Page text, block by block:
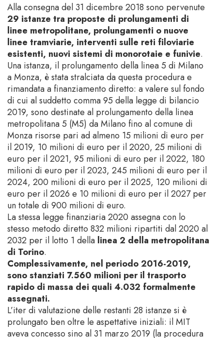
Alla consegna del 31 dicembre 2018 sono pervenute
29 istanze tra proposte di prolungamenti di
linee metropolitane, prolungamenti o nuove
linee tramviarie, interventi sulle reti filoviarie
esistenti, nuovi sistemi di monorotaie e funivie.
Una istanza, il prolungamento della linea 5 di Milano
a Monza, è stata stralciata da questa procedura e
rimandata a finanziamento diretto: a valere sul fondo
di cui al suddetto comma 95 della legge di bilancio
2019, sono destinate al prolungamento della linea
metropolitana 5 (M5) da Milano fino al comune di
Monza risorse pari ad almeno 15 milioni di euro per
il 2019, 10 milioni di euro per il 2020, 25 milioni di
euro per il 2021, 95 milioni di euro per il 2022, 180
milioni di euro per il 2023, 245 milioni di euro per il
2024, 200 milioni di euro per il 2025, 120 milioni di
euro per il 2026 e 10 milioni di euro per il 2027 per
un totale di 900 milioni di euro.
La stessa legge finanziaria 2020 assegna con lo
stesso metodo diretto 832 milioni ripartiti dal 2020 al
2032 per il lotto 1 della linea 2 della metropolitana
di Torino.
Complessivamente, nel periodo 2016-2019,
sono stanziati 7.560 milioni per il trasporto
rapido di massa dei quali 4.032 formalmente
assegnati.
L’iter di valutazione delle restanti 28 istanze si è
prolungato ben oltre le aspettative iniziali: il MIT
aveva concesso sino al 31 marzo 2019 (la procedura